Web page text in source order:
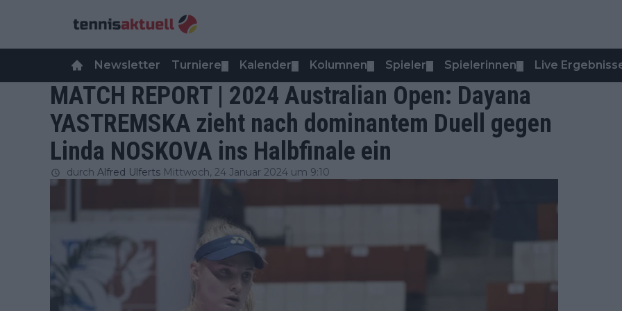
Newsletter Turniere Kalender Kolumnen Spieler Spielerinnen Live
MATCH REPORT | 2024 Australian Open: Dayana
YASTREMSKA zieht nach dominantem Duell gegen
Linda NOSKOVA ins Halbfinale ein
durch Alfred Ulferts Mittwoch, 24 Januar 2024 um 9:10